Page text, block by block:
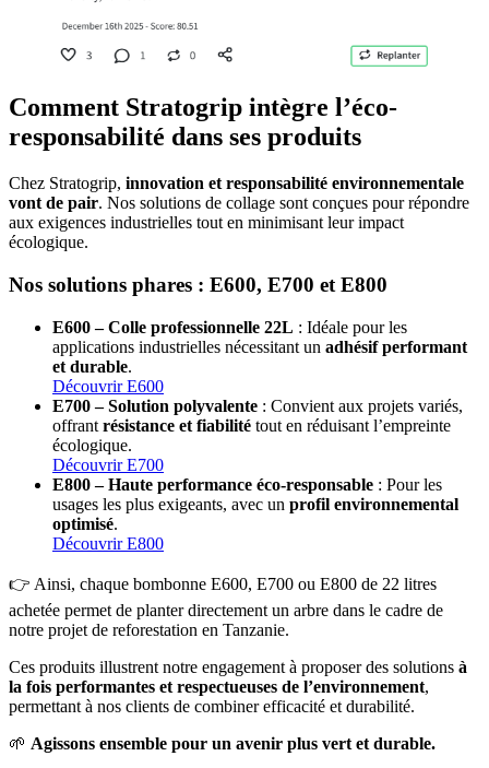
Comment Stratogrip intègre l’éco-
responsabilité dans ses produits
Chez Stratogrip, innovation et responsabilité environnementale
vont de pair. Nos solutions de collage sont conçues pour répondre
aux exigences industrielles tout en minimisant leur impact
écologique.
Nos solutions phares : E600, E700 et E800
E600 – Colle professionnelle 22L : Idéale pour les
applications industrielles nécessitant un adhésif performant
et durable.
Découvrir E600
E700 – Solution polyvalente : Convient aux projets variés,
offrant résistance et fiabilité tout en réduisant l’empreinte
écologique.
Découvrir E700
E800 – Haute performance éco-responsable : Pour les
usages les plus exigeants, avec un profil environnemental
optimisé.
Découvrir E800
👉 Ainsi, chaque bombonne E600, E700 ou E800 de 22 litres
achetée permet de planter directement un arbre dans le cadre de
notre projet de reforestation en Tanzanie.
Ces produits illustrent notre engagement à proposer des solutions à
la fois performantes et respectueuses de l’environnement,
permettant à nos clients de combiner efficacité et durabilité.
🌱 Agissons ensemble pour un avenir plus vert et durable.